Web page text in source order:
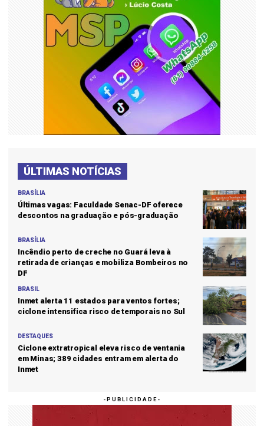
ÚLTIMAS NOTÍCIAS
BRASÍLIA
Últimas vagas: Faculdade Senac-DF oferece
descontos na graduação e pós-graduação
BRASÍLIA
Incêndio perto de creche no Guará leva à
retirada de crianças e mobiliza Bombeiros no
DF
BRASIL
Inmet alerta 11 estados para ventos fortes;
ciclone intensifica risco de temporais no Sul
DESTAQUES
Ciclone extratropical eleva risco de ventania
em Minas; 389 cidades entram em alerta do
Inmet